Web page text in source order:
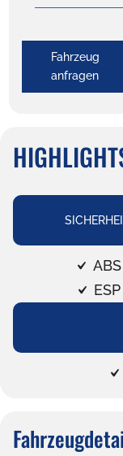
Fahrzeug
anfragen
ABS
ESP